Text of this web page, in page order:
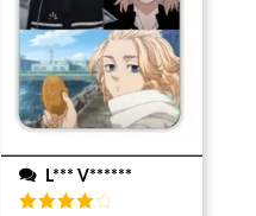
L*** V******